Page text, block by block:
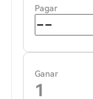
Pagar
Ganar